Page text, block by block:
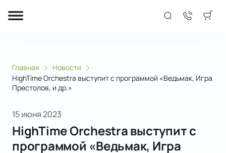
Главная
Новости
HighTime Orchestra выступит с программой «Ведьмак, Игра
Престолов, и др.»
15 июня 2023
HighTime Orchestra выступит с
программой «Ведьмак, Игра